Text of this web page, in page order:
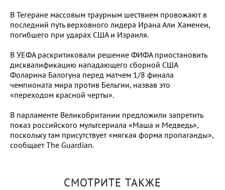
В Тегеране массовым траурным шествием провожают в
последний путь верховного лидера Ирана Али Хаменеи,
погибшего при ударах США и Израиля.
В УЕФА раскритиковали решение ФИФА приостановить
дисквалификацию нападающего сборной США
Фоларина Балогуна перед матчем 1/8 финала
чемпионата мира против Бельгии, назвав это
«переходом красной черты».
В парламенте Великобритании предложили запретить
показ российского мультсериала «Маша и Медведь»,
поскольку там присутствует «мягкая форма пропаганды»,
сообщает The Guardian.
СМОТРИТЕ ТАКЖЕ